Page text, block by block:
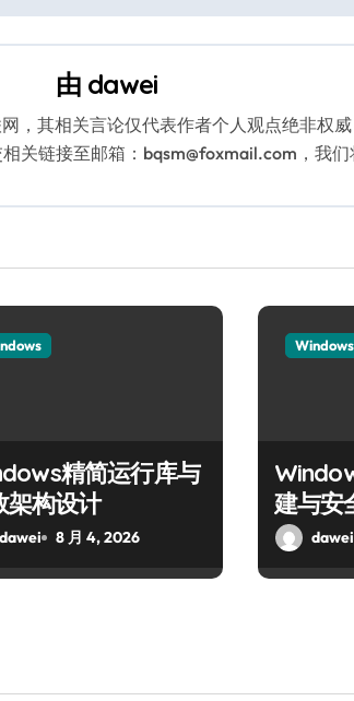
由 dawei
，其相关言论仅代表作者个人观点绝非权威
关链接至邮箱：bqsm@foxmail.com，我们
精简运行库与
架构设计
dawei 8 月 4, 2026
Windows
建与安
dawei